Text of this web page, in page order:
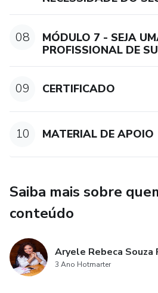
08
MÓDULO 7 - SEJA
PROFISSIONAL DE
09 CERTIFICADO
10 MATERIAL DE APOIO
Saiba mais sobre
conteúdo
Aryele Rebeca Souza
3 Ano Hotmarter